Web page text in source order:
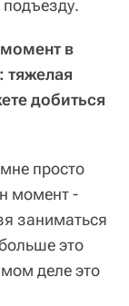
в
тяжелая
добиться
просто
момент -
заниматься
это
деле это